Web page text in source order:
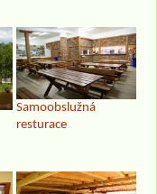
Samoobslužná
resturace